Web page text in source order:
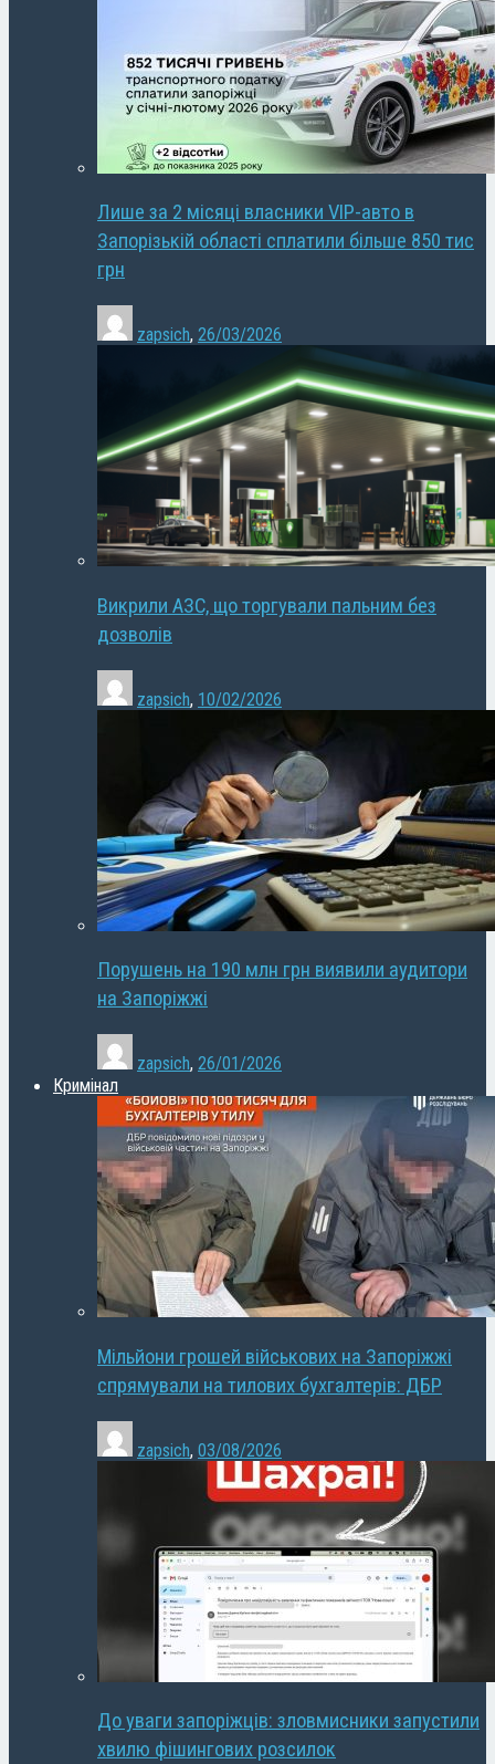
Лише за 2 місяці власники VIP-авто в
Запорізькій області сплатили більше 850 тис
грн
zapsich, 26/03/2026
Викрили АЗС, що торгували пальним без
дозволів
zapsich, 10/02/2026
Порушень на 190 млн грн виявили аудитори
на Запоріжжі
zapsich, 26/01/2026
Кримінал
Мільйони грошей військових на Запоріжжі
спрямували на тилових бухгалтерів: ДБР
zapsich, 03/08/2026
До уваги запоріжців: зловмисники запустили
хвилю фішингових розсилок